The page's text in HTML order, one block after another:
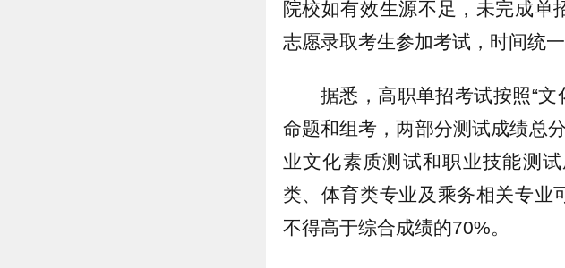
院校如有效生源不足，未完成单
志愿录取考生参加考试，时间统
据悉，高职单招考试按照“
命题和组考，两部分测试成绩总
业文化素质测试和职业技能测
类、体育类专业及乘务相关专业
不得高于综合成绩的70%。